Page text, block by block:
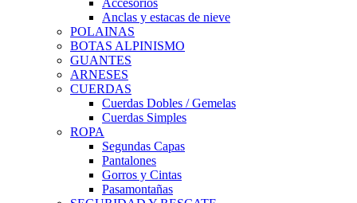
Accesorios
Anclas y estacas de nieve
POLAINAS
BOTAS ALPINISMO
GUANTES
ARNESES
CUERDAS
Cuerdas Dobles / Gemelas
Cuerdas Simples
ROPA
Segundas Capas
Pantalones
Gorros y Cintas
Pasamontañas